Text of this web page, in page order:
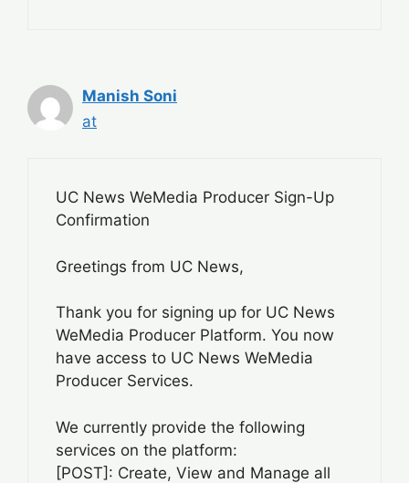
Manish Soni
at
UC News WeMedia Producer Sign-Up
Confirmation
Greetings from UC News,
Thank you for signing up for UC News
WeMedia Producer Platform. You now
have access to UC News WeMedia
Producer Services.
We currently provide the following
services on the platform:
[POST]: Create, View and Manage all